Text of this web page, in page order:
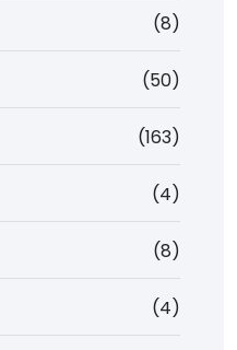
(8)
(50)
(163)
(4)
(8)
(4)